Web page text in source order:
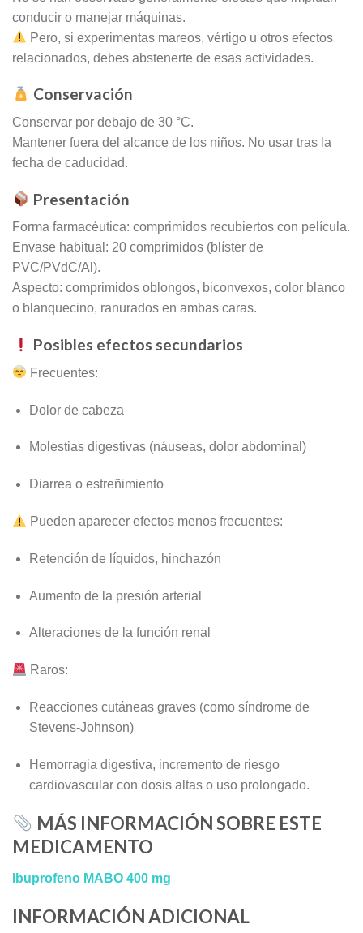
conducir o manejar máquinas.
Pero, si experimentas mareos, vértigo u otros efectos
relacionados, debes abstenerte de esas actividades.
Conservación
Conservar por debajo de 30 °C.
Mantener fuera del alcance de los niños. No usar tras la
fecha de caducidad.
Presentación
Forma farmacéutica: comprimidos recubiertos con película.
Envase habitual: 20 comprimidos (blíster de
PVC/PVdC/Al).
Aspecto: comprimidos oblongos, biconvexos, color blanco
o blanquecino, ranurados en ambas caras.
Posibles efectos secundarios
Frecuentes:
Dolor de cabeza
Molestias digestivas (náuseas, dolor abdominal)
Diarrea o estreñimiento
Pueden aparecer efectos menos frecuentes:
Retención de líquidos, hinchazón
Aumento de la presión arterial
Alteraciones de la función renal
Raros:
Reacciones cutáneas graves (como síndrome de
Stevens-Johnson)
Hemorragia digestiva, incremento de riesgo
cardiovascular con dosis altas o uso prolongado.
MÁS INFORMACIÓN SOBRE ESTE
MEDICAMENTO
Ibuprofeno MABO 400 mg
INFORMACIÓN ADICIONAL